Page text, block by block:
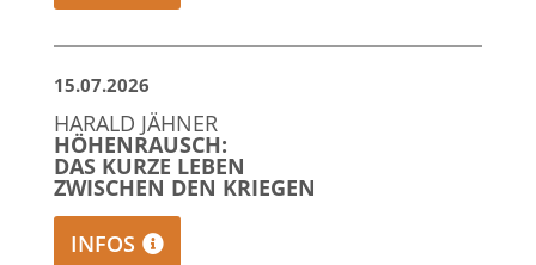
15.07.2026
HARALD JÄHNER
HÖHENRAUSCH:
DAS KURZE LEBEN
ZWISCHEN DEN KRIEGEN
INFOS